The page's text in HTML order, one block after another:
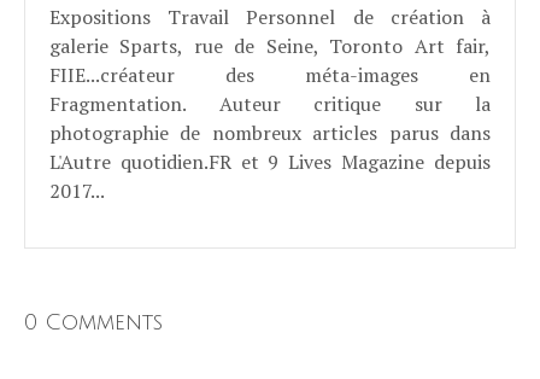
Expositions Travail Personnel de création à
galerie Sparts, rue de Seine, Toronto Art fair,
FIIE...créateur des méta-images en
Fragmentation. Auteur critique sur la
photographie de nombreux articles parus dans
L'Autre quotidien.FR et 9 Lives Magazine depuis
2017...
0 Comments